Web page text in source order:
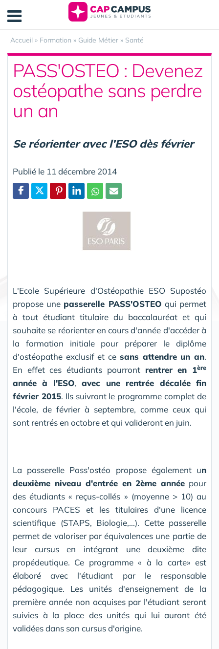
Accueil » Formation » Guide Métier » Santé
PASS'OSTEO : Devenez
ostéopathe sans perdre
un an
Se réorienter avec l’ESO dès février
Publié le 11 décembre 2014
L'Ecole Supérieure d'Ostéopathie ESO Supostéo
propose une passerelle PASS'OSTEO qui permet
à tout étudiant titulaire du baccalauréat et qui
souhaite se réorienter en cours d'année d'accéder à
la formation initiale pour préparer le diplôme
d'ostéopathe exclusif et cesans attendre un an.
En effet ces étudiants pourront rentrer en 1ère
année à l'ESO,avec une rentrée décalée fin
février 2015. Ils suivront le programme complet de
l'école, de février à septembre, comme ceux qui
sont rentrés en octobre et qui valideront en juin.
La passerelle Pass'ostéo propose également un
deuxième niveau d'entrée en 2ème année pour
des étudiants « reçus-collés » (moyenne > 10) au
concours PACES et les titulaires d'une licence
scientifique (STAPS, Biologie,...). Cette passerelle
permet de valoriser par équivalences une partie de
leur cursus en intégrant une deuxième dite
propédeutique. Ce programme « à la carte» est
élaboré avec l'étudiant par le responsable
pédagogique. Les unités d'enseignement de la
première année non acquises par l'étudiant seront
suivies à la place des unités qui lui auront été
validées dans son cursus d'origine.
Panneau de gestion des cookies